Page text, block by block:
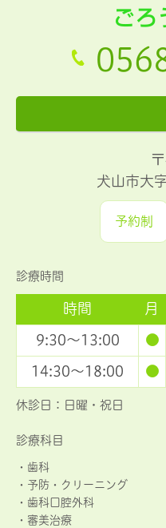
犬山市大
予約制
診療時間
時間 月
9:30～13:00
●
14:30～18:00
●
休診日：日曜・祝日
診療科目
・ 歯科
・ 予防・クリーニング
・ 歯科口腔外科
・ 審美治療